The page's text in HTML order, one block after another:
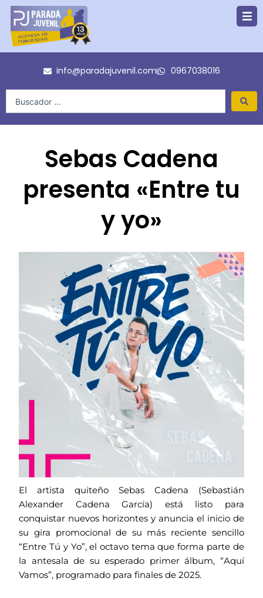
contenido
info@paradajuvenil.com 0967038016
Sebas Cadena
presenta «Entre tu
y yo»
El artista quiteño Sebas Cadena (Sebastián
Alexander Cadena García) está listo para
conquistar nuevos horizontes y anuncia el inicio de
su gira promocional de su más reciente sencillo
“Entre Tú y Yo”, el octavo tema que forma parte de
la antesala de su esperado primer álbum, “Aquí
Vamos”, programado para finales de 2025.